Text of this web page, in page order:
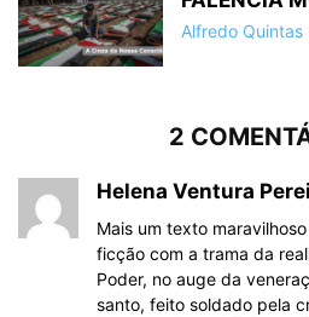
Alfredo Quintas
2
Helena Ventura
Mais um texto
ficção com a trama da
Poder, no auge da
santo, feito soldado pela